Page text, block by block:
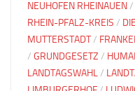
NEUHOFEN RHEINAUEN/
RHEIN-PFALZ-KREIS /
MUTTERSTADT/
/ GRUNDGESETZ /
LANDTAGSWAHL/